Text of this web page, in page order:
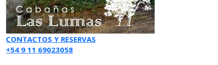
CONTACTOS Y RESERVAS
+54 9 11 69023058